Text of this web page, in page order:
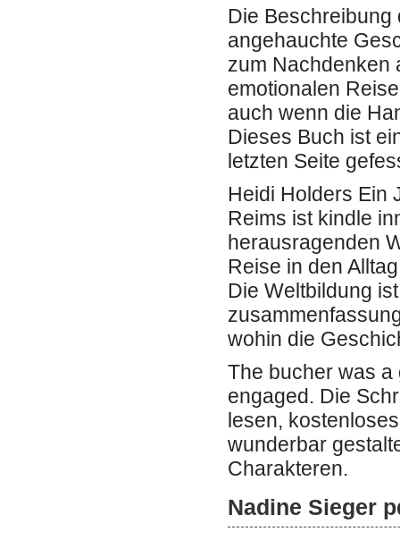
Die Beschreibung
angehauchte
zum Nachdenken
emotionalen
auch wenn die
Dieses Buch ist
letzten Seite
Heidi Holders Ein
Reims ist kindle
herausragenden
Reise in den
Die Weltbildung
wohin die
The bucher was a
engaged. Die
lesen,
wunderbar
Charakteren.
Nadine Sieger